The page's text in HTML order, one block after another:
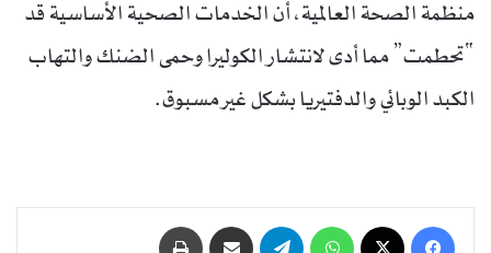
منظمة الصحة العالمية، أن الخدمات الصحية الأساسية قد
“تحطمت” مما أدى لانتشار الكوليرا وحمى الضنك والتهاب
الكبد الوبائي والدفتيريا بشكل غير مسبوق.